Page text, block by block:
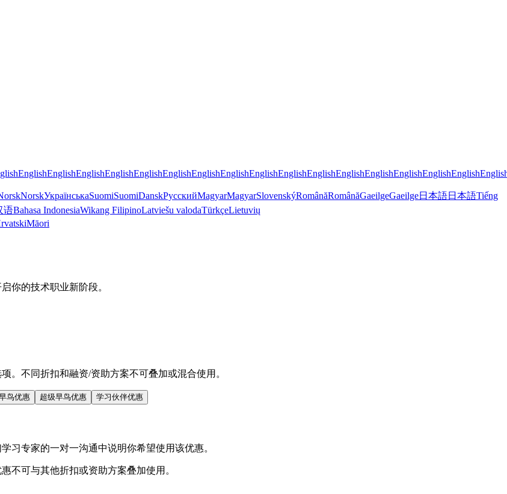
EnglishEnglishEnglishEnglishEnglishEnglishEnglishEnglishEnglishEnglishEnglishEnglishEnglishEnglishEnglishEnglish
NorskУкраїнськаSuomiSuomiDanskРусскийMagyarMagyarSlovenskýRomânăRomânăGaeilgeGaeilge日本語日本語Tiếng
语Bahasa IndonesiaWikang FilipinoLatviešu valodaTürkçeLietuvių
Māori
你的技术职业新阶段。
。 不同折扣和融资/资助方案不可叠加或混合使用。
鸟优惠 超级早鸟优惠 学习伙伴优惠
习专家的一对一沟通中说明你希望使用该优惠。
不可与其他折扣或资助方案叠加使用。